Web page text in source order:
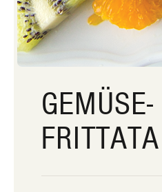
GEMÜSE-
FRITTATA